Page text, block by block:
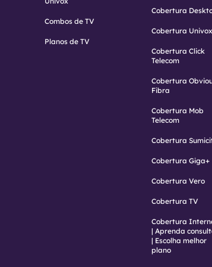
Combos de TV
Planos de TV
Cobertura
Cobertura Univox
Cobertura Click
Telecom
Cobertura
Fibra
Cobertura Mob
Telecom
Cobertura
Cobertura Giga+
Cobertura Vero
Cobertura TV
Cobertura
| Aprenda
| Escolha melhor
plano